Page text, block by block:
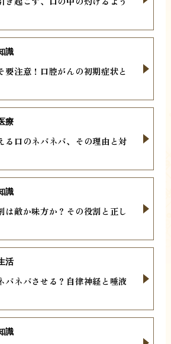
要注意！口腔がんの初期症状と
識
る口のネバネバ、その理由と対
療
は敵か味方か？その役割と正し
識
バネバさせる？自律神経と唾液
活
識